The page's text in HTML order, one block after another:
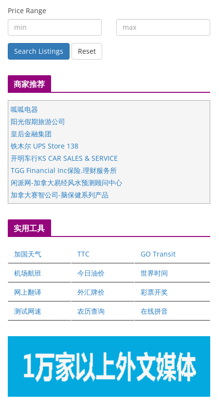
Price Range
Search Listings Reset
商家推荐
呱呱电器
阳光假期旅游公司
皇后金融集团
铁木尔 UPS Store 138
开明车行KS CAR SALES & SERVICE
TGG Financial Inc保险.理财服务所
闲派网-加拿大易经风水预测顾问中心
加拿大赛智公司-脑保健系列产品
五星国艺拍卖及评估公司
国际注册执业营养师公会
爱德华连锁酒店万锦分店
健健宝公司
二十一世纪美联地产公司
全球趋势移民留学
盛达资本
正点印艺设计
实用工具
加国天气 TTC GO Transit
机场航班 今日油价 世界时间
网上翻译 外汇牌价 彩票开奖
测试网速 农历查询 在线拼音